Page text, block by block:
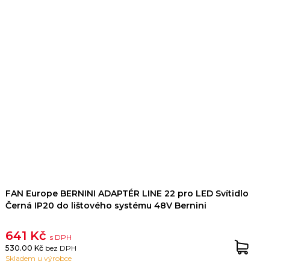
FAN Europe BERNINI ADAPTÉR LINE 22 pro LED Svítidlo
Černá IP20 do lištového systému 48V Bernini
641 Kčs DPH
530.00 Kč bez DPH
Skladem u výrobce